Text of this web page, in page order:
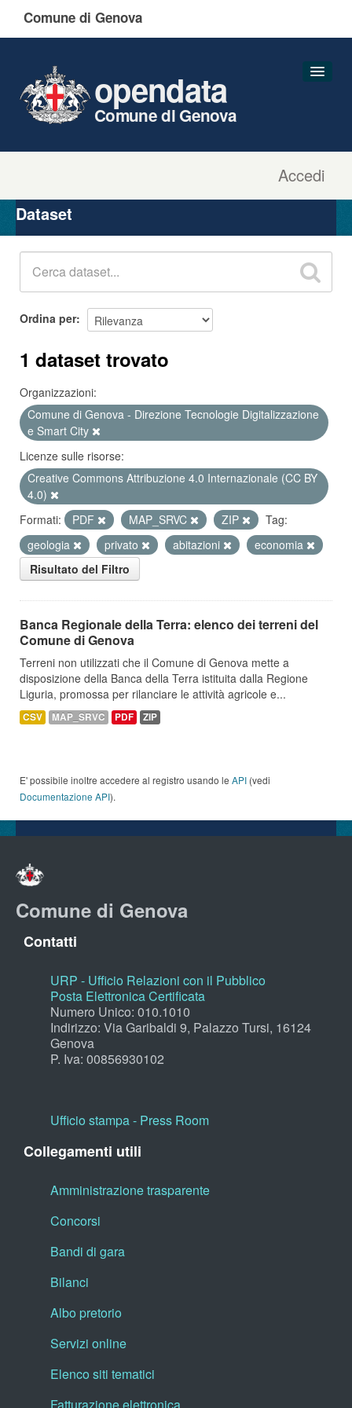
Comune di Genova
Accedi
opendata
Comune di Genova
Organizzazioni
Gruppi
Dataset
Ordina per
1 dataset trovato
Organizzazioni:
Comune di Genova - Direzione Tecnologie Digitalizzazione
e Smart City
Licenze sulle risorse:
Creative Commons Attribuzione 4.0 Internazionale (CC BY
4.0)
Formati:
PDF MAP_SRVC ZIP
Tag:
geologia
privato abitazioni
economia
Risultato del Filtro
Banca Regionale della Terra: elenco dei terreni del
Comune di Genova
Terreni non utilizzati che il Comune di Genova mette a
disposizione della Banca della Terra istituita dalla Regione
Liguria, promossa per rilanciare le attività agricole e...
CSV MAP_SRVC PDF ZIP
E' possibile inoltre accedere al registro usando le API (vedi
Documentazione API).
Comune di Genova
Contatti
URP - Ufficio Relazioni con il Pubblico
Posta Elettronica Certificata
Numero Unico: 010.1010
Indirizzo: Via Garibaldi 9, Palazzo Tursi, 16124
Genova
P. Iva: 00856930102
Ufficio stampa - Press Room
Collegamenti utili
Amministrazione trasparente
Concorsi
Bandi di gara
Bilanci
Albo pretorio
Servizi online
Elenco siti tematici